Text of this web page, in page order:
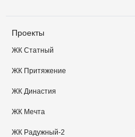
Проекты
ЖК Статный
ЖК Притяжение
ЖК Династия
ЖК Мечта
ЖК Радужный-2